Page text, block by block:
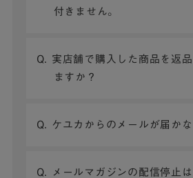
付きません。
Q. 実店舗で購入した商品を返
ますか？
Q. ケユカからのメールが届か
Q. メールマガジンの配信停止